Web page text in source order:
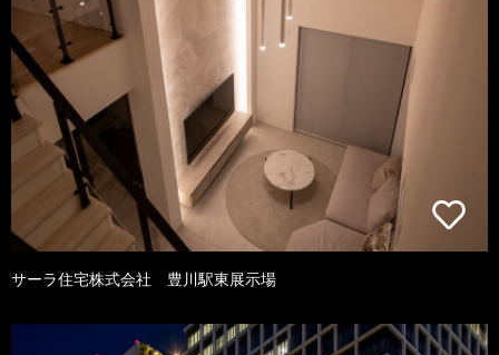
サーラ住宅株式会社 豊川駅東展示場